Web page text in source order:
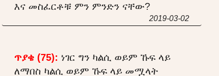
እና መስፈርቶቹ ምን ምንድን ናቸው?
2019-03-02
ጥያቄ (75): ነገር ግን ካልሲ ወይም ኹፍ ላይ
ለማበስ ካልሲ ወይም ኹፍ ላይ መሟላት